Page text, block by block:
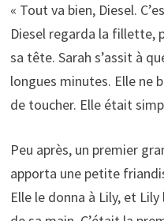
« Tout va bien, Diesel.
Diesel regarda la fillette,
sa tête. Sarah s’assit à
longues minutes. Elle ne
de toucher. Elle était
Peu après, un premier
apporta une petite
Elle le donna à Lily, et